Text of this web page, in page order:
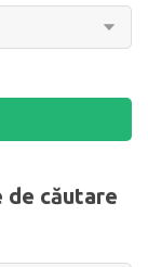
căutare